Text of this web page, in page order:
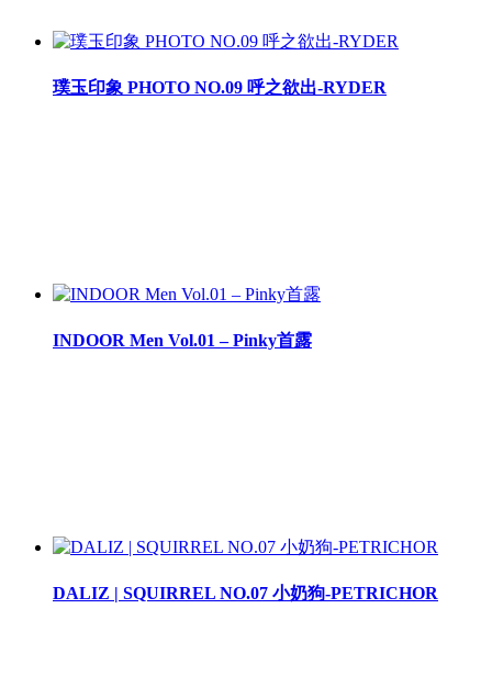
璞玉印象 PHOTO NO.09 呼之欲出-RYDER
INDOOR Men Vol.01 – Pinky首露
DALIZ | SQUIRREL NO.07 小奶狗-PETRICHOR